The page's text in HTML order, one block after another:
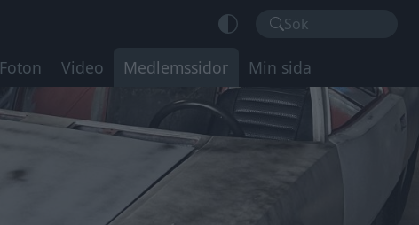
Sök
Foton Video Medlemssidor Min sida